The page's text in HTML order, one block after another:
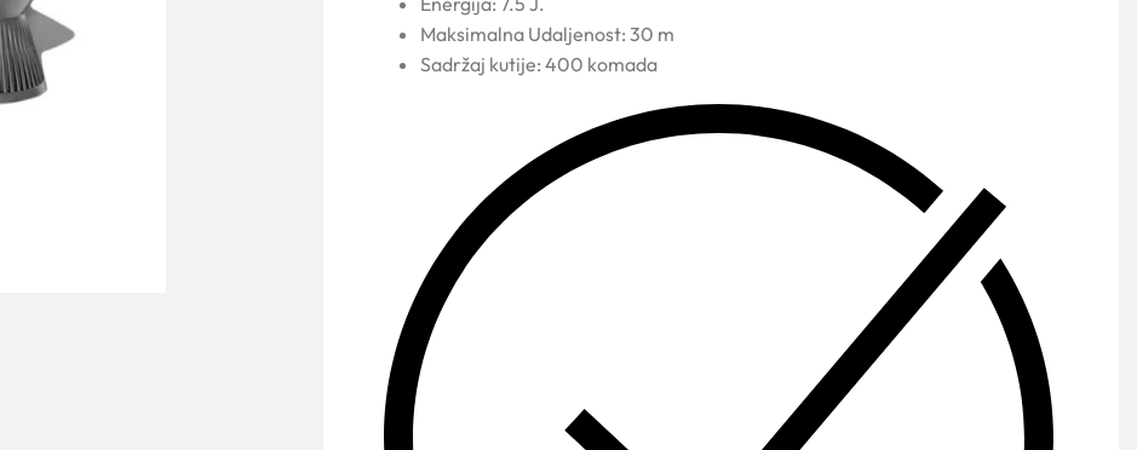
Maksimalna Udaljenost: 30 m
Sadržaj kutije: 400 komada